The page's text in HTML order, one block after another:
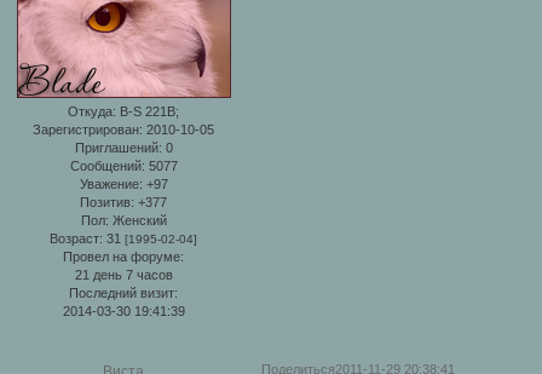
Откуда: B-S 221B;
Зарегистрирован: 2010-10-05
Приглашений: 0
Сообщений: 5077
Уважение: +97
Позитив: +377
Пол: Женский
Возраст: 31[1995-02-04]
Провел на форуме:
21 день 7 часов
Последний визит:
2014-03-30 19:41:39
Поделиться2011-11-29 20:38:41